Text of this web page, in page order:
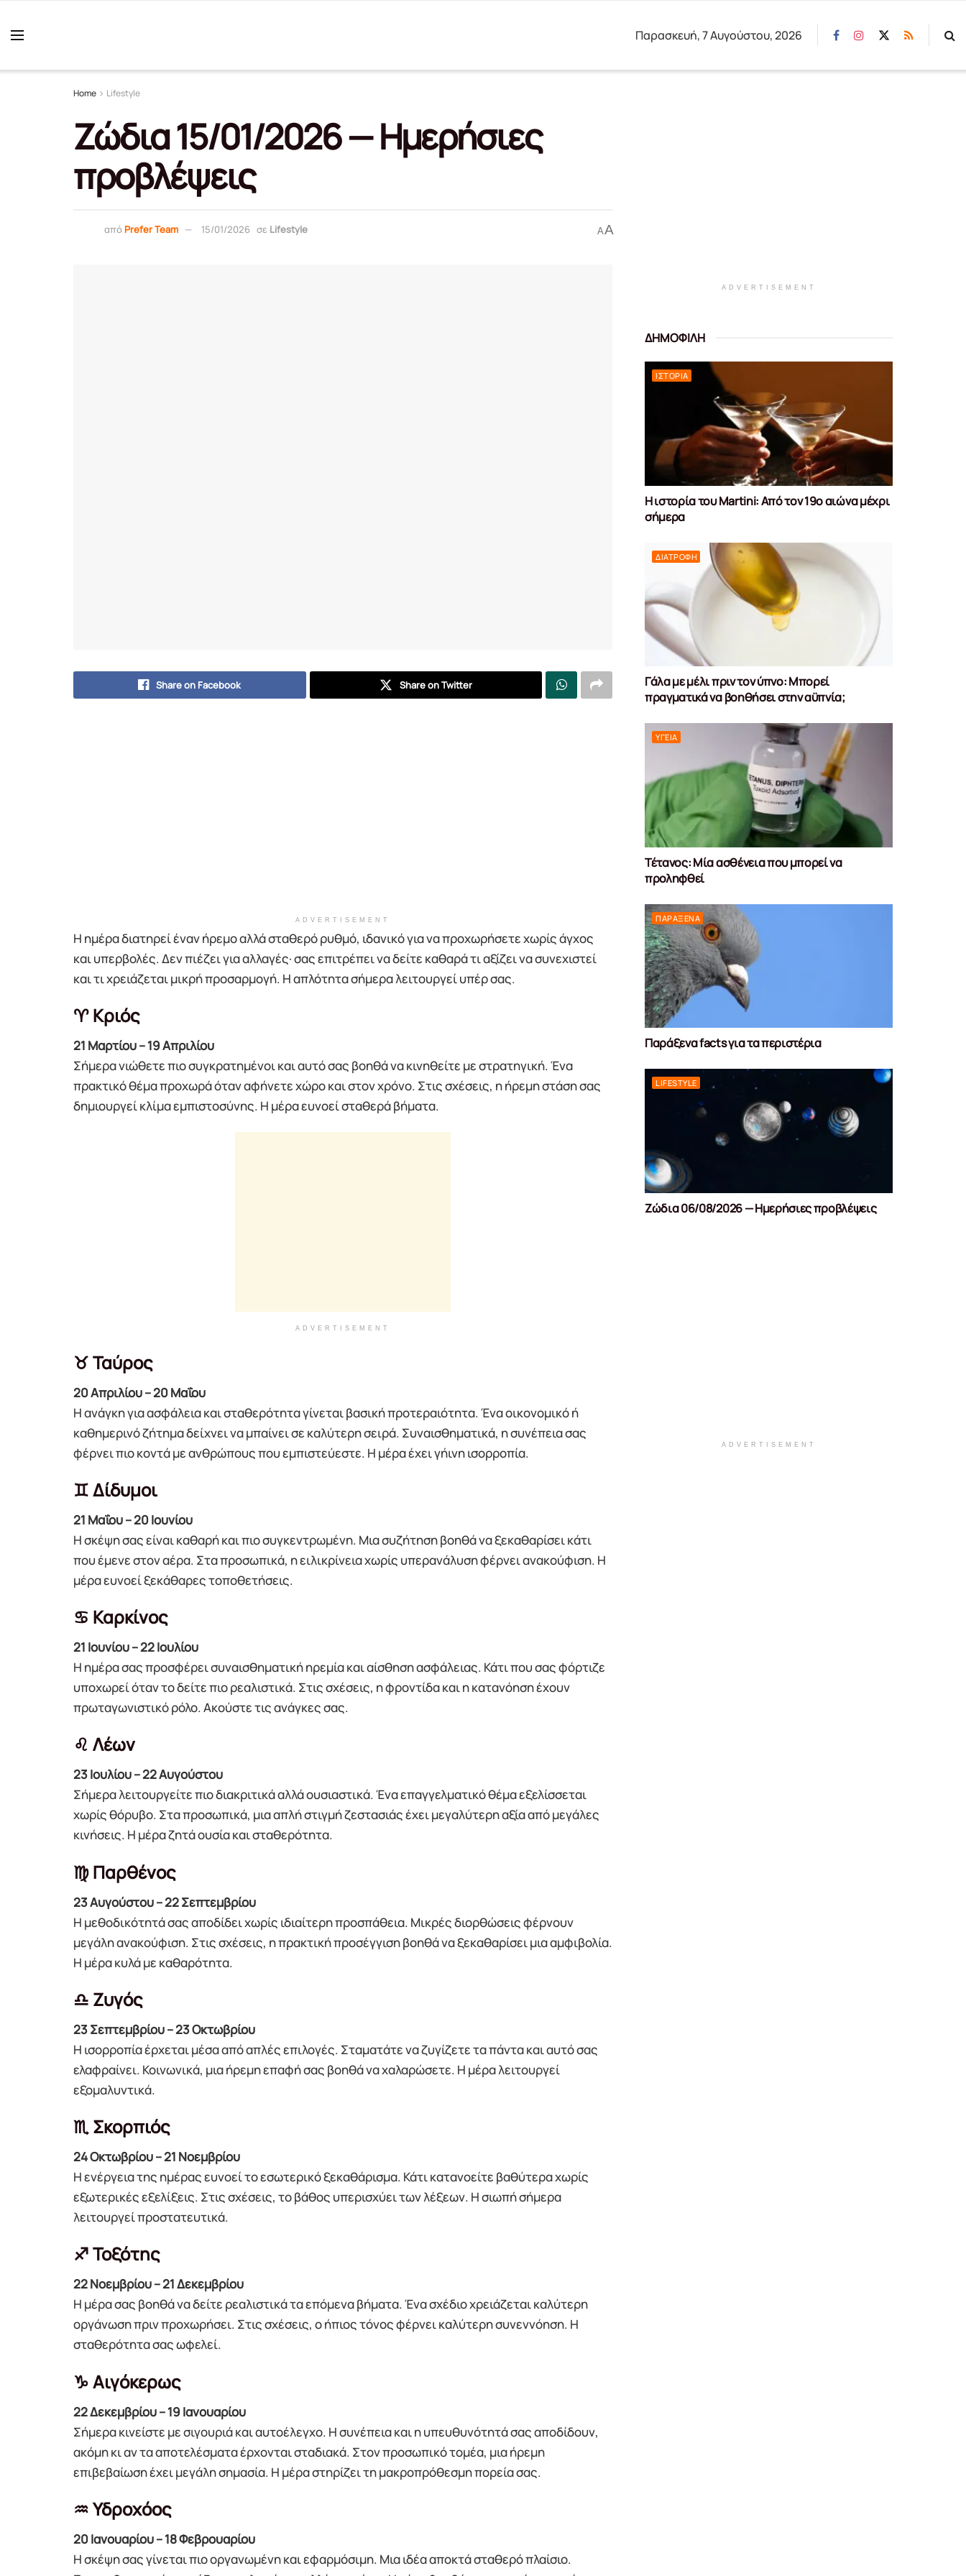
Παρασκευή, 7 Αυγούστου, 2026
Home Lifestyle
Ζώδια 15/01/2026 — Ημερήσιες
προβλέψεις
απόPrefer Team 15/01/2026 σε Lifestyle AA
Share on Facebook Share on Twitter
ADVERTISEMENT
Η ημέρα διατηρεί έναν ήρεμο αλλά σταθερό ρυθμό, ιδανικό για να προχωρήσετε χωρίς άγχος
και υπερβολές. Δεν πιέζει για αλλαγές· σας επιτρέπει να δείτε καθαρά τι αξίζει να συνεχιστεί
και τι χρειάζεται μικρή προσαρμογή. Η απλότητα σήμερα λειτουργεί υπέρ σας.
♈ Κριός
21 Μαρτίου – 19 Απριλίου
Σήμερα νιώθετε πιο συγκρατημένοι και αυτό σας βοηθά να κινηθείτε με στρατηγική. Ένα
πρακτικό θέμα προχωρά όταν αφήνετε χώρο και στον χρόνο. Στις σχέσεις, η ήρεμη στάση σας
δημιουργεί κλίμα εμπιστοσύνης. Η μέρα ευνοεί σταθερά βήματα.
ADVERTISEMENT
♉ Ταύρος
20 Απριλίου – 20 Μαΐου
Η ανάγκη για ασφάλεια και σταθερότητα γίνεται βασική προτεραιότητα. Ένα οικονομικό ή
καθημερινό ζήτημα δείχνει να μπαίνει σε καλύτερη σειρά. Συναισθηματικά, η συνέπεια σας
φέρνει πιο κοντά με ανθρώπους που εμπιστεύεστε. Η μέρα έχει γήινη ισορροπία.
♊ Δίδυμοι
21 Μαΐου – 20 Ιουνίου
Η σκέψη σας είναι καθαρή και πιο συγκεντρωμένη. Μια συζήτηση βοηθά να ξεκαθαρίσει κάτι
που έμενε στον αέρα. Στα προσωπικά, η ειλικρίνεια χωρίς υπερανάλυση φέρνει ανακούφιση. Η
μέρα ευνοεί ξεκάθαρες τοποθετήσεις.
♋ Καρκίνος
21 Ιουνίου – 22 Ιουλίου
Η ημέρα σας προσφέρει συναισθηματική ηρεμία και αίσθηση ασφάλειας. Κάτι που σας φόρτιζε
υποχωρεί όταν το δείτε πιο ρεαλιστικά. Στις σχέσεις, η φροντίδα και η κατανόηση έχουν
πρωταγωνιστικό ρόλο. Ακούστε τις ανάγκες σας.
♌ Λέων
23 Ιουλίου – 22 Αυγούστου
Σήμερα λειτουργείτε πιο διακριτικά αλλά ουσιαστικά. Ένα επαγγελματικό θέμα εξελίσσεται
χωρίς θόρυβο. Στα προσωπικά, μια απλή στιγμή ζεστασιάς έχει μεγαλύτερη αξία από μεγάλες
κινήσεις. Η μέρα ζητά ουσία και σταθερότητα.
♍ Παρθένος
23 Αυγούστου – 22 Σεπτεμβρίου
Η μεθοδικότητά σας αποδίδει χωρίς ιδιαίτερη προσπάθεια. Μικρές διορθώσεις φέρνουν
μεγάλη ανακούφιση. Στις σχέσεις, η πρακτική προσέγγιση βοηθά να ξεκαθαρίσει μια αμφιβολία.
Η μέρα κυλά με καθαρότητα.
♎ Ζυγός
23 Σεπτεμβρίου – 23 Οκτωβρίου
Η ισορροπία έρχεται μέσα από απλές επιλογές. Σταματάτε να ζυγίζετε τα πάντα και αυτό σας
ελαφραίνει. Κοινωνικά, μια ήρεμη επαφή σας βοηθά να χαλαρώσετε. Η μέρα λειτουργεί
εξομαλυντικά.
♏ Σκορπιός
24 Οκτωβρίου – 21 Νοεμβρίου
Η ενέργεια της ημέρας ευνοεί το εσωτερικό ξεκαθάρισμα. Κάτι κατανοείτε βαθύτερα χωρίς
εξωτερικές εξελίξεις. Στις σχέσεις, το βάθος υπερισχύει των λέξεων. Η σιωπή σήμερα
λειτουργεί προστατευτικά.
♐ Τοξότης
22 Νοεμβρίου – 21 Δεκεμβρίου
Η μέρα σας βοηθά να δείτε ρεαλιστικά τα επόμενα βήματα. Ένα σχέδιο χρειάζεται καλύτερη
οργάνωση πριν προχωρήσει. Στις σχέσεις, ο ήπιος τόνος φέρνει καλύτερη συνεννόηση. Η
σταθερότητα σας ωφελεί.
♑ Αιγόκερως
22 Δεκεμβρίου – 19 Ιανουαρίου
Σήμερα κινείστε με σιγουριά και αυτοέλεγχο. Η συνέπεια και η υπευθυνότητά σας αποδίδουν,
ακόμη κι αν τα αποτελέσματα έρχονται σταδιακά. Στον προσωπικό τομέα, μια ήρεμη
επιβεβαίωση έχει μεγάλη σημασία. Η μέρα στηρίζει τη μακροπρόθεσμη πορεία σας.
♒ Υδροχόος
20 Ιανουαρίου – 18 Φεβρουαρίου
Η σκέψη σας γίνεται πιο οργανωμένη και εφαρμόσιμη. Μια ιδέα αποκτά σταθερό πλαίσιο.
ADVERTISEMENT
ΔΗΜΟΦΙΛΗ
ΙΣΤΟΡΊΑ
Η ιστορία του Martini: Από τον 19ο αιώνα μέχρι
σήμερα
ΔΙΑΤΡΟΦΉ
Γάλα με μέλι πριν τον ύπνο: Μπορεί
πραγματικά να βοηθήσει στην αϋπνία;
ΥΓΕΊΑ
Τέτανος: Μία ασθένεια που μπορεί να
προληφθεί
ΠΑΡΆΞΕΝΑ
Παράξενα facts για τα περιστέρια
LIFESTYLE
Ζώδια 06/08/2026 — Ημερήσιες προβλέψεις
ADVERTISEMENT